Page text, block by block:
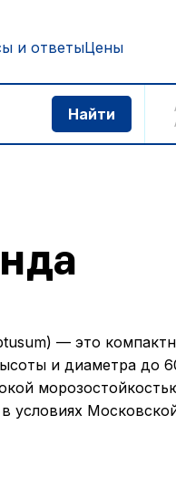
и ответыЦены
— это
и диаметра до
условиях